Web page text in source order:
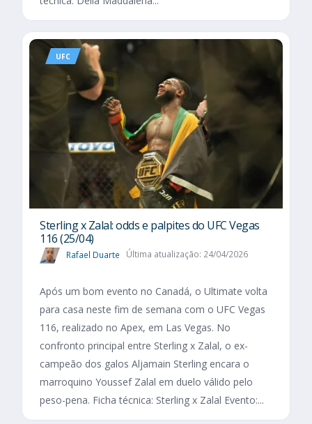
UFC
Sterling x Zalal: odds e palpites do UFC Vegas
116 (25/04)
Rafael Duarte Última atualização: 24/04/2026
Após um bom evento no Canadá, o Ultimate volta
para casa neste fim de semana com o UFC Vegas
116, realizado no Apex, em Las Vegas. No
confronto principal entre Sterling x Zalal, o ex-
campeão dos galos Aljamain Sterling encara o
marroquino Youssef Zalal em duelo válido pelo
peso-pena. Ficha técnica: Sterling x Zalal Evento:...